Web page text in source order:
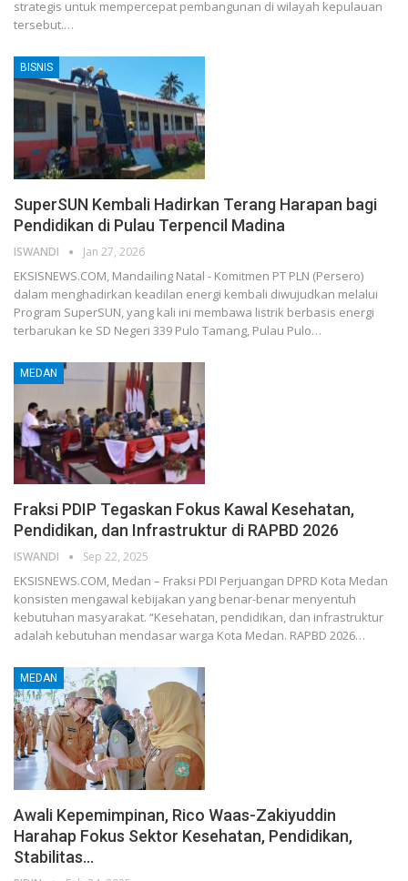
strategis untuk mempercepat pembangunan di wilayah kepulauan
tersebut.…
BISNIS
SuperSUN Kembali Hadirkan Terang Harapan bagi
Pendidikan di Pulau Terpencil Madina
ISWANDI Jan 27, 2026
EKSISNEWS.COM, Mandailing Natal - Komitmen PT PLN (Persero)
dalam menghadirkan keadilan energi kembali diwujudkan melalui
Program SuperSUN, yang kali ini membawa listrik berbasis energi
terbarukan ke SD Negeri 339 Pulo Tamang, Pulau Pulo…
MEDAN
Fraksi PDIP Tegaskan Fokus Kawal Kesehatan,
Pendidikan, dan Infrastruktur di RAPBD 2026
ISWANDI Sep 22, 2025
EKSISNEWS.COM, Medan – Fraksi PDI Perjuangan DPRD Kota Medan
konsisten mengawal kebijakan yang benar-benar menyentuh
kebutuhan masyarakat. “Kesehatan, pendidikan, dan infrastruktur
adalah kebutuhan mendasar warga Kota Medan. RAPBD 2026…
MEDAN
Awali Kepemimpinan, Rico Waas-Zakiyuddin
Harahap Fokus Sektor Kesehatan, Pendidikan,
Stabilitas…